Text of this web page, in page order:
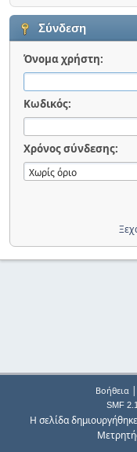
Σύνδεση
Όνομα χρήστη:
Κωδικός:
Χρόνος σύνδεσης:
Βοήθεια|
SMF
Η σελίδα